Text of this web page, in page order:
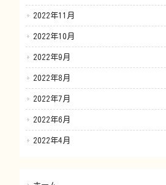
2022年11月
2022年10月
2022年9月
2022年8月
2022年7月
2022年6月
2022年4月